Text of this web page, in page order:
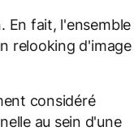
En fait, l'ensemble
relooking d'image
considéré
au sein d'une